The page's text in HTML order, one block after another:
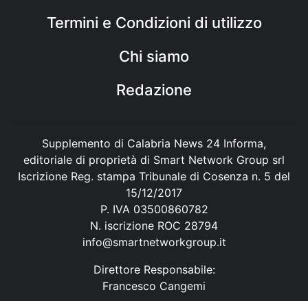
Termini e Condizioni di utilizzo
Chi siamo
Redazione
Supplemento di Calabria News 24 Informa,
editoriale di proprietà di Smart Network Group srl
Iscrizione Reg. stampa Tribunale di Cosenza n. 5 del
15/12/2017
P. IVA 03500860782
N. iscrizione ROC 28794
info@smartnetworkgroup.it
Direttore Responsabile:
Francesco Cangemi